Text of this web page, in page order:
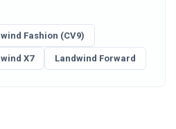
Fashion (CV9)
X7 Landwind Forward